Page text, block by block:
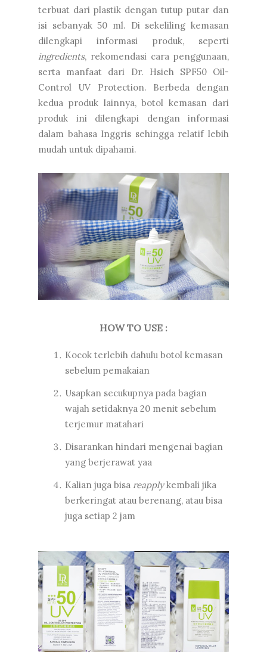
terbuat dari plastik dengan tutup putar dan
isi sebanyak 50 ml. Di sekeliling kemasan
dilengkapi informasi produk, seperti
ingredients, rekomendasi cara penggunaan,
serta manfaat dari Dr. Hsieh SPF50 Oil-
Control UV Protection. Berbeda dengan
kedua produk lainnya, botol kemasan dari
produk ini dilengkapi dengan informasi
dalam bahasa Inggris sehingga relatif lebih
mudah untuk dipahami.
HOW TO USE :
Kocok terlebih dahulu botol kemasan
sebelum pemakaian
Usapkan secukupnya pada bagian
wajah setidaknya 20 menit sebelum
terjemur matahari
Disarankan hindari mengenai bagian
yang berjerawat yaa
Kalian juga bisa reapplykembali jika
berkeringat atau berenang, atau bisa
juga setiap 2 jam